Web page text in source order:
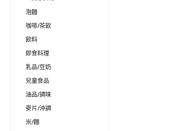
泡麵
咖啡/茶飲
飲料
即食料理
乳品/豆奶
兒童食品
油品/調味
麥片/沖調
米/麵